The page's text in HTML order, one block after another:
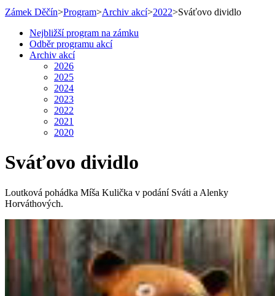
Zámek Děčín>Program>Archiv akcí>2022>Sváťovo dividlo
Nejbližší program na zámku
Odběr programu akcí
Archiv akcí
2026
2025
2024
2023
2022
2021
2020
Sváťovo dividlo
Loutková pohádka Míša Kulička v podání Sváti a Alenky
Horváthových.